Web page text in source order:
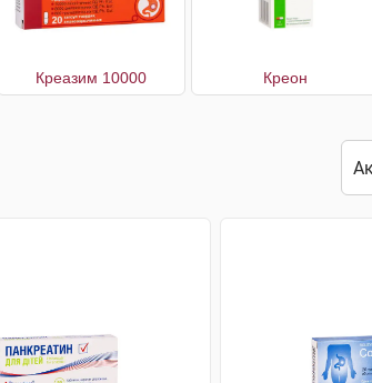
Креазим 10000 Креон